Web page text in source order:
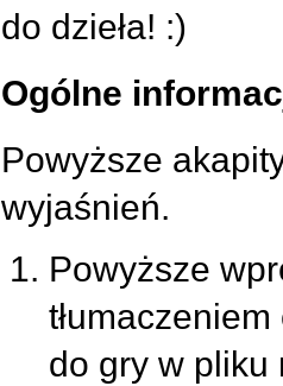
do dzieła! :)
Ogólne
Powyższe
wyjaśnień.
Powyższe
do gry w pliku